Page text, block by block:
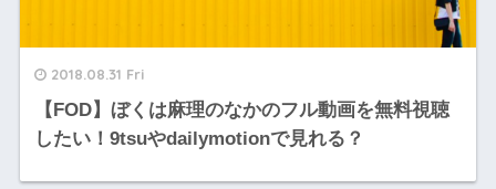
2018.08.31 Fri
【FOD】ぼくは麻理のなかのフル動画を無料視聴
したい！9tsuやdailymotionで見れる？